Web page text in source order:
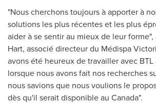
"Nous cherchons toujours à apporter à
solutions les plus récentes et les plus
aider à se sentir au mieux de leur
Hart, associé directeur du Médispa
avons été heureux de travailler avec
lorsque nous avons fait nos recherches
nous savions que nous voulions le
dès qu'il serait disponible au Canada".